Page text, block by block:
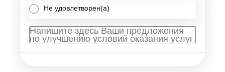
Не удовлетворен(а)